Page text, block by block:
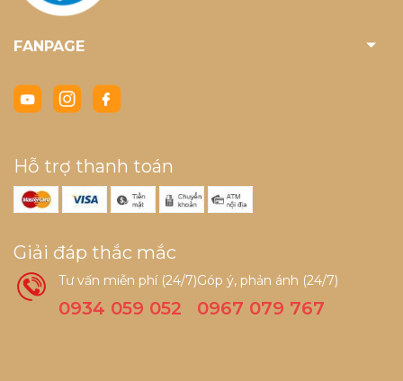
FANPAGE
Hỗ trợ thanh toán
Giải đáp thắc mắc
Tư vấn miễn phí (24/7)
0934 059 052
Góp ý, phản ánh (24/7)
0967 079 767